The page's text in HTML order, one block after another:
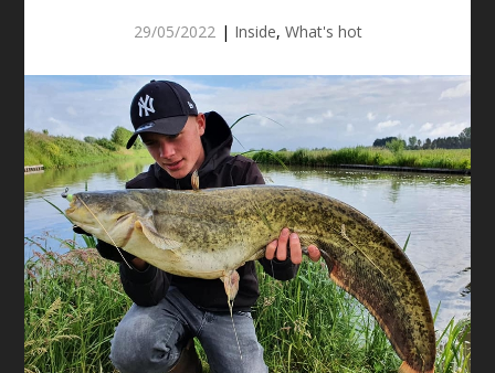
29/05/2022 | Inside, What's hot